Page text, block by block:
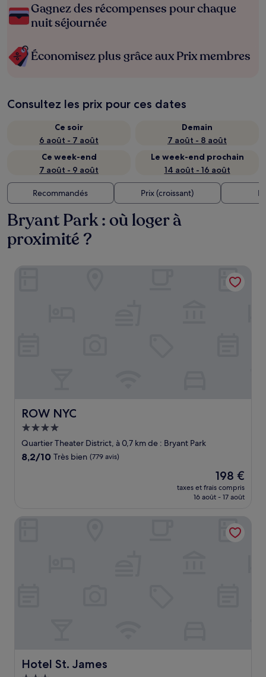
Gagnez des récompenses pour chaque
nuit séjournée
Économisez plus grâce aux Prix membres
Consultez les prix pour ces dates
Ce soir
6 août - 7 août
Demain
7 août - 8 août
Ce week-end
7 août - 9 août
Le week-end prochain
14 août - 16 août
Recommandés Prix (croissant)
Bryant Park : où loger à
proximité ?
ROW NYC
ROW NYC
Hébergement
4.0 étoiles
Quartier Theater District, à 0,7 km de : Bryant Park
8.2
8,2/10 Très bien (779 avis)
Le
nouveau
prix
de
198 €
198 €
taxes et frais compris
16 août - 17 août
Hotel St. James
Hotel St. James